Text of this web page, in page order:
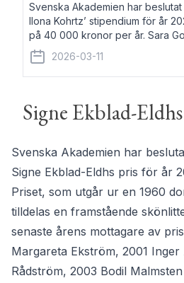
Svenska Akademien har
Ilona Kohrtz’ stipendium för år
på 40 000 kronor per år. Sara
författare och översättare. Hon
det prosalyriska verket En
2026-03-11
Signe Ekblad-
Svenska Akademien har
Signe Ekblad-Eldhs pris för år
Priset, som utgår ur en 1960
tilldelas en framstående
senaste årens mottagare av
Margareta Ekström, 2001
Rådström, 2003 Bodil